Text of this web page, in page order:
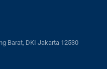
Barat, DKI Jakarta 12530